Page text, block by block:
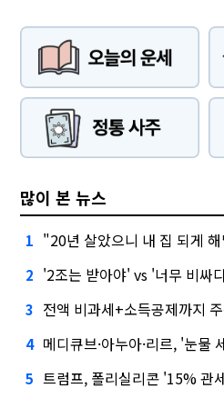
많이 본 뉴스
1 "20년 살았으니 내 집 되게
2 '2조는 받아야' vs '너무 비싸
3 전액 비과세+소득공제까지
4 메디큐브·아누아·리르, '눈물
5 트럼프, 폴리실리콘 '15% 관세'